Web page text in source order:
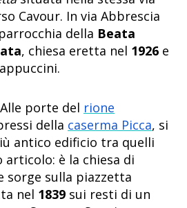
Cavour. In via Abbrescia
della Beata
, chiesa eretta nel 1926 e
Alle porte del rione
della caserma Picca, si
antico edificio tra quelli
è la chiesa di
sorge sulla piazzetta
nel 1839 sui resti di un